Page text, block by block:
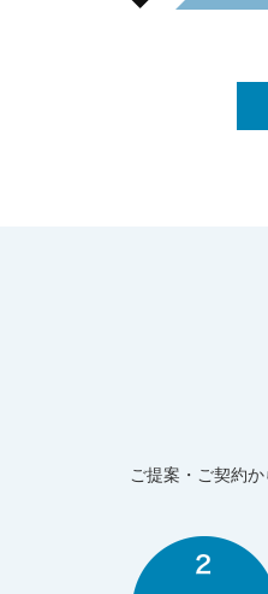
ご提案・ご契約